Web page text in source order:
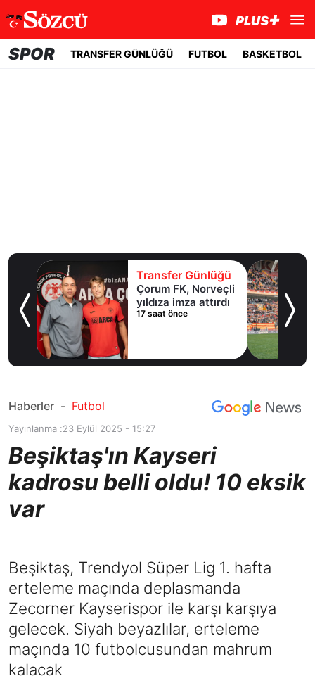
SPOR TRANSFER GÜNLÜĞÜ FUTBOL BASKETBOL
Transfer Günlüğü
Çorum FK, Norveçli
yıldıza imza attırdı
17 saat önce
Haberler - Futbol
Yayınlanma :23 Eylül 2025 - 15:27
Beşiktaş'ın Kayseri
kadrosu belli oldu! 10 eksik
var
Beşiktaş, Trendyol Süper Lig 1. hafta
erteleme maçında deplasmanda
Zecorner Kayserispor ile karşı karşıya
gelecek. Siyah beyazlılar, erteleme
maçında 10 futbolcusundan mahrum
kalacak